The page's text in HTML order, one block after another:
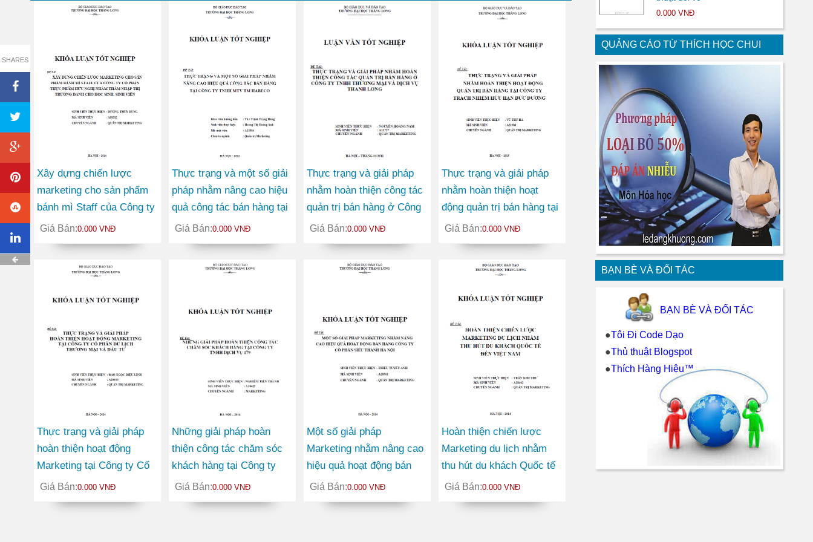
SHARES
Xây dựng chiến lược
marketing cho sản phẩm
bánh mì Staff của Công ty
Cổ phần thực phẩm Hữu
Nghị nhằm thâm nhập thị
sinh viên
Giá Bán:0.000 VNĐ
Thực trạng và một số giải
pháp nhằm nâng cao hiệu
quả công tác bán hàng tại
Công ty TNHH MTV
Thương mại Habeco
Giá Bán:0.000 VNĐ
Thực trạng và giải pháp
nhằm hoàn thiện công tác
quản trị bán hàng ở Công
ty TNHH Thương mại và
Dịch vụ Thanh Long
Giá Bán:0.000 VNĐ
Thực trạng và giải pháp
nhằm hoàn thiện hoạt
động quản trị bán hàng tại
Công ty TNHH Đức
Dương
Giá Bán:0.000 VNĐ
Thực trạng và giải pháp
hoàn thiện hoạt động
Marketing tại Công ty Cổ
phần Du lịch Thương mại
và Đầu tư
Giá Bán:0.000 VNĐ
Những giải pháp hoàn
thiện công tác chăm sóc
khách hàng tại Công ty
TNHH Dịch vụ 179
Giá Bán:0.000 VNĐ
Một số giải pháp
Marketing nhằm nâng cao
hiệu quả hoạt động bán
hàng Công ty Cổ phần
Siêu thanh Hà Nội
Giá Bán:0.000 VNĐ
Hoàn thiện chiến lược
Marketing du lịch nhằm
thu hút du khách Quốc tế
đến Việt Nam
Giá Bán:0.000 VNĐ
0.000 VNĐ
QUẢNG CÁO TỪ THÍCH HỌC CHUI
BẠN BÈ VÀ ĐỐI TÁC
BẠN BÈ VÀ ĐỐI TÁC
●Tôi Đi Code Dạo
●Thủ thuật Blogspot
●Thích Hàng Hiệu™